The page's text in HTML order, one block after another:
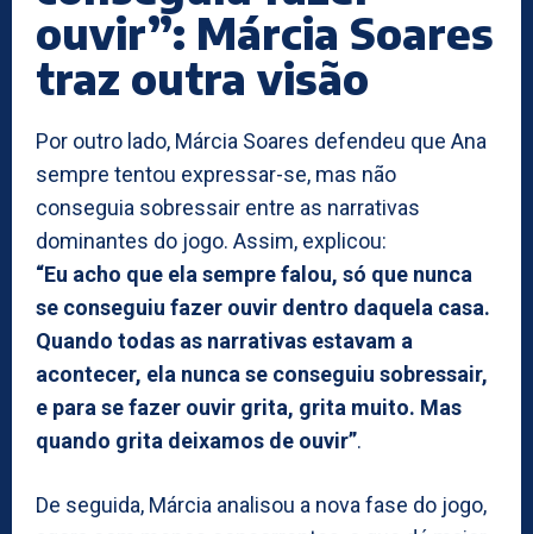
ouvir”: Márcia Soares
traz outra visão
Por outro lado, Márcia Soares defendeu que Ana
sempre tentou expressar-se, mas não
conseguia sobressair entre as narrativas
dominantes do jogo. Assim, explicou:
“Eu acho que ela sempre falou, só que nunca
se conseguiu fazer ouvir dentro daquela casa.
Quando todas as narrativas estavam a
acontecer, ela nunca se conseguiu sobressair,
e para se fazer ouvir grita, grita muito. Mas
quando grita deixamos de ouvir”.
De seguida, Márcia analisou a nova fase do jogo,